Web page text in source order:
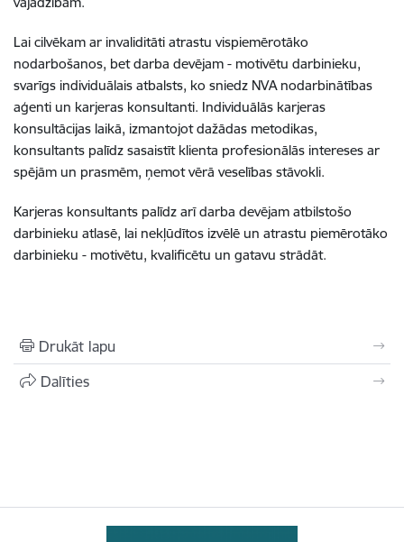
Lai cilvēkam ar invaliditāti atrastu vispiemērotāko
nodarbošanos, bet darba devējam - motivētu darbinieku,
svarīgs individuālais atbalsts, ko sniedz NVA nodarbinātības
aģenti un karjeras konsultanti. Individuālās karjeras
konsultācijas laikā, izmantojot dažādas metodikas,
konsultants palīdz sasaistīt klienta profesionālās intereses ar
spējām un prasmēm, ņemot vērā veselības stāvokli.
Karjeras konsultants palīdz arī darba devējam atbilstošo
darbinieku atlasē, lai nekļūdītos izvēlē un atrastu piemērotāko
darbinieku - motivētu, kvalificētu un gatavu strādāt.
Drukāt lapu
Dalīties